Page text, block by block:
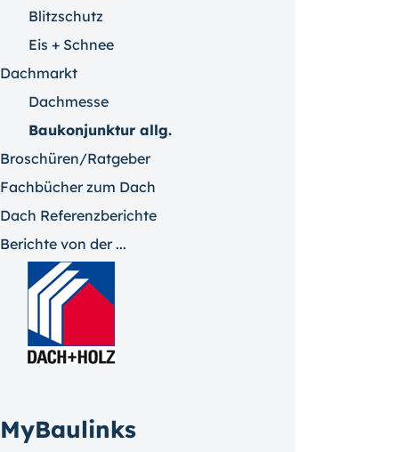
Blitzschutz
Eis + Schnee
Dachmarkt
Dachmesse
Baukonjunktur allg.
Broschüren/Ratgeber
Fachbücher zum Dach
Dach Referenzberichte
Berichte von der ...
MyBaulinks